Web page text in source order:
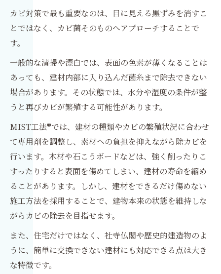
カビ対策で最も重要なのは、目に見える黒ずみを消すこ
とではなく、カビ菌そのものへアプローチすることで
す。
一般的な清掃や漂白では、表面の色素が薄くなることは
あっても、建材内部に入り込んだ菌糸まで除去できない
場合があります。その状態では、水分や湿度の条件が整
うと再びカビが繁殖する可能性があります。
MIST工法®では、建材の種類やカビの繁殖状況に合わせ
て専用剤を調整し、素材への負担を抑えながら除カビを
行います。木材や石こうボードなどは、強く削ったりこ
すったりすると表面を傷めてしまい、建材の寿命を縮め
ることがあります。しかし、建材をできるだけ傷めない
施工方法を採用することで、建物本来の状態を維持しな
がらカビの除去を目指せます。
また、住宅だけではなく、社寺仏閣や歴史的建造物のよ
うに、簡単に交換できない建材にも対応できる点は大き
な特徴です。